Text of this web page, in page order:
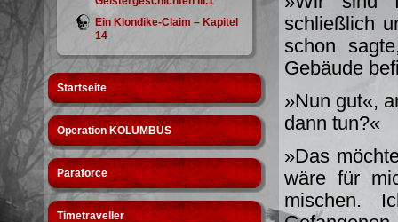
Ein Klondike-Claim – Kapitel
14
Startseite
Operation KOLUMBUS
Paraforce
Timetraveller
schließlich
schon
Gebäude
»Nun gut«,
dann tun?«
»Das
wäre für
mischen.